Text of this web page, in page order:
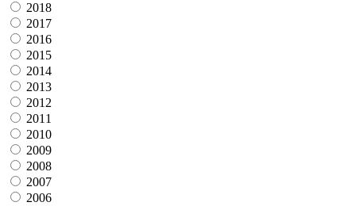
2018
2017
2016
2015
2014
2013
2012
2011
2010
2009
2008
2007
2006